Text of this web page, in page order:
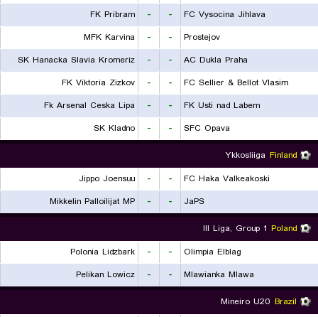
FC Vysocina Jihlava
-
-
FK Pribram
Prostejov
-
-
MFK Karvina
AC Dukla Praha
-
-
SK Hanacka Slavia Kromeriz
FC Sellier & Bellot Vlasim
-
-
FK Viktoria Zizkov
FK Usti nad Labem
-
-
Fk Arsenal Ceska Lipa
SFC Opava
-
-
SK Kladno
Finland
Ykkosliiga
FC Haka Valkeakoski
-
-
Jippo Joensuu
JaPS
-
-
Mikkelin Palloilijat MP
Poland
III Liga, Group 1
Olimpia Elblag
-
-
Polonia Lidzbark
Mlawianka Mlawa
-
-
Pelikan Lowicz
Brazil
Mineiro U20